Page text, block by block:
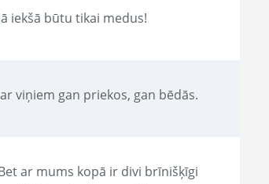
iekšā būtu tikai medus!
viņiem gan priekos, gan bēdās.
ar mums kopā ir divi brīnišķīgi